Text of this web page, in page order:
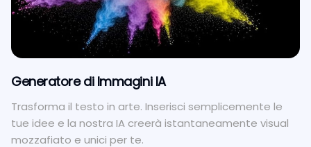
Generatore di Immagini IA
Trasforma il testo in arte. Inserisci semplicemente le
tue idee e la nostra IA creerà istantaneamente visual
mozzafiato e unici per te.